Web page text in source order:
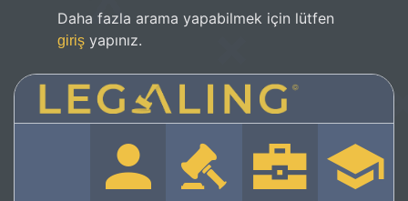
Daha fazla arama yapabilmek için lütfen
giriş yapınız.